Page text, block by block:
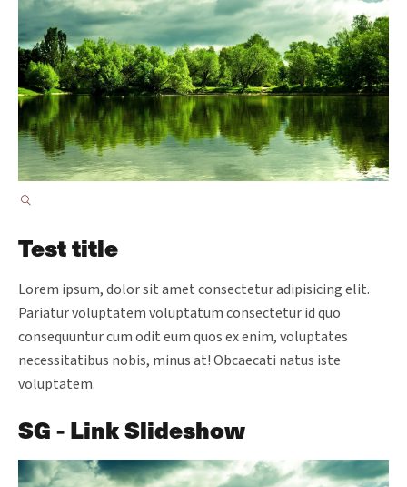
Test title
Lorem ipsum, dolor sit amet consectetur adipisicing elit.
Pariatur voluptatem voluptatum consectetur id quo
consequuntur cum odit eum quos ex enim, voluptates
necessitatibus nobis, minus at! Obcaecati natus iste
voluptatem.
SG - Link Slideshow